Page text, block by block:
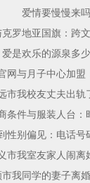
爱情要慢慢来吗
罗地亚国旗：跨
爱是欢乐的源泉多
网与月子中心加
市我校友丈夫出轨
条件与服装人台
性别偏见：电话号
市我室友家人闹离
我同学的妻子离